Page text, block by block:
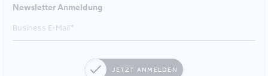
Newsletter Anmeldung
JETZT ANMELDEN